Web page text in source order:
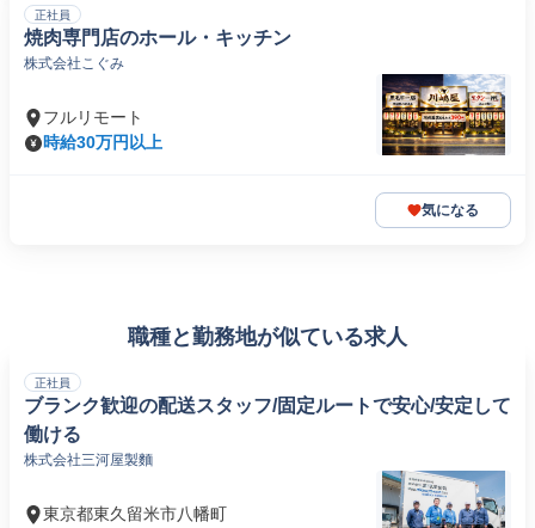
正社員
焼肉専門店のホール・キッチン
株式会社こぐみ
フルリモート
時給30万円以上
気になる
職種と勤務地が似ている求人
正社員
ブランク歓迎の配送スタッフ/固定ルートで安心/安定して
働ける
株式会社三河屋製麵
東京都東久留米市八幡町